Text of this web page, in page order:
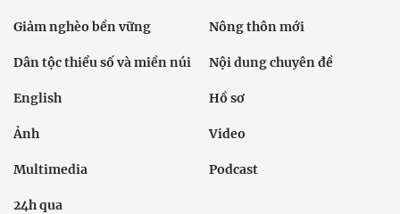
Giảm nghèo bền vững Nông thôn mới
Dân tộc thiểu số và miền núi Nội dung chuyên đề
English Hồ sơ
Ảnh Video
Multimedia Podcast
24h qua